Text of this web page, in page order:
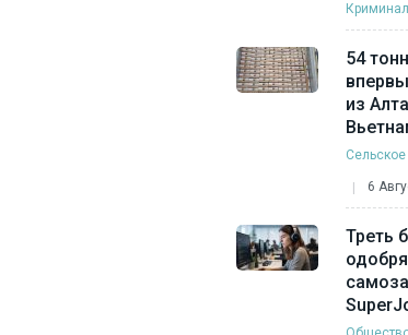
Криминал
54
из
6
Треть